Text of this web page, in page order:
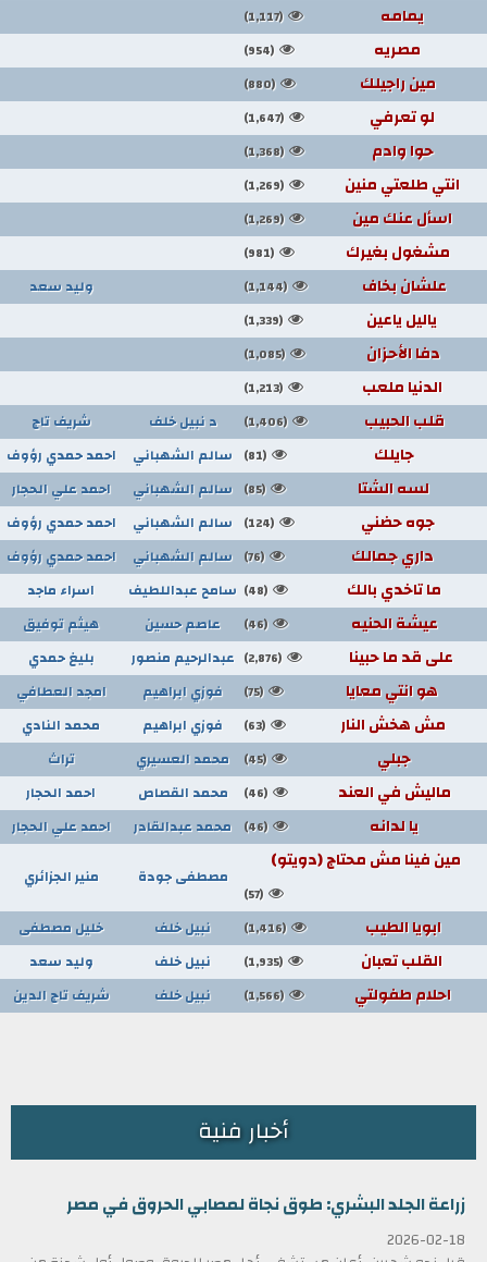
يمامه (1,117)
مصريه (954)
مين راجيلك (880)
لو تعرفي (1,647)
حوا وادم (1,368)
انتي طلعتي منين (1,269)
اسأل عنك مين (1,269)
مشغول بغيرك (981)
علشان بخاف (1,144) وليد سعد
ياليل ياعين (1,339)
دفا الأحزان (1,085)
الدنيا ملعب (1,213)
قلب الحبيب (1,406) د نبيل خلف شريف تاج
جايلك (81) سالم الشهباني احمد حمدي رؤوف
لسه الشتا (85) سالم الشهباني احمد علي الحجار
جوه حضني (124) سالم الشهباني احمد حمدي رؤوف
داري جمالك (76) سالم الشهباني احمد حمدي رؤوف
ما تاخدي بالك (48) سامح عبداللطيف اسراء ماجد
عيشة الحنيه (46) عاصم حسين هيثم توفيق
على قد ما حبينا (2,876) عبدالرحيم منصور بليغ حمدي
هو انتي معايا (75) فوزي ابراهيم امجد العطافي
مش هخش النار (63) فوزي ابراهيم محمد النادي
جبلي (45) محمد العسيري تراث
ماليش في العند (46) محمد القصاص احمد الحجار
يا لدانه (46) محمد عبدالقادر احمد علي الحجار
مين فينا مش محتاج (دويتو)
(57)
مصطفى جودة منير الجزائري
ابويا الطيب (1,416) نبيل خلف خليل مصطفى
القلب تعبان (1,935) نبيل خلف وليد سعد
احلام طفولتي (1,566) نبيل خلف شريف تاج الدين
أخبار فنية
زراعة الجلد البشري: طوق نجاة لمصابي الحروق في مصر
2026-02-18